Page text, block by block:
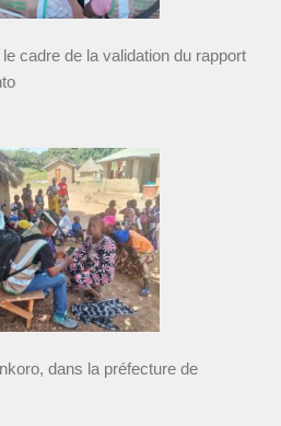
cadre de la validation du rapport
dans la préfecture de